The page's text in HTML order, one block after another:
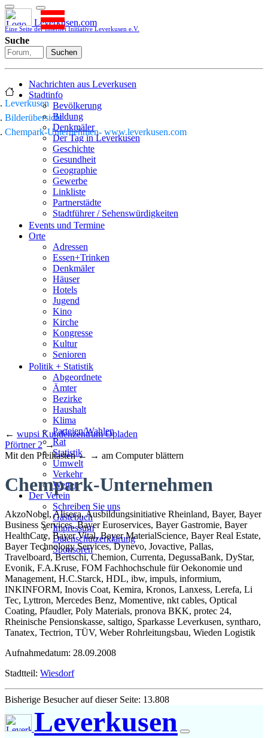
Leverkusen.com
Eine Seite der Internet Initiative Leverkusen e.V.
Suche
Suchen
Nachrichten aus Leverkusen
Stadtinfo
Bevölkerung
Bildung
Denkmäler
Der Tag in Leverkusen
Geschichte
Gesundheit
Geographie
Gewerbe
Linkliste
Partnerstädte
Stadtführer / Sehenswürdigkeiten
Stadtplan
Sport
Who is who
Wohnen
Events und Termine
Orte
Adressen
Essen+Trinken
Denkmäler
Häuser
Hotels
Jugend
Kino
Kirche
Kongresse
Kultur
Senioren
Stadtführer
Straßen
Politik + Statistik
Abgeordnete
Ämter
Bezirke
Haushalt
Klima
Parteien/Wahlen
Rat
Statistik
Umwelt
Verkehr
Wetter
Der Verein
Schreiben Sie uns
Gästebuch
Impressum
Datenschutzerklärung
Sponsoren
Leverkusen
Bilderübersicht
Chempark-Unternehmen- www.leverkusen.com
← wupsi Kundenzentrum Opladen
Pförtner 2→
Mit den Pfeiltasten ← → am Computer blättern
Chempark-Unternehmen
AkzoNobel, Aliseca, Ausbildungsinitiative Rheinland, Bayer, Bayer
Business Services, Bayer Euroservices, Bayer Gastromie, Bayer
HealthCare, Bayer Vital, Bayer MaterialScience, Bayer Real Estate,
Bayer Technology Services, Dynevo, Jovactive, Pallas,
Travelboard, Bertschi, Chemion, Currenta, DegussaBank, DyStar,
Evonik, F.A.Kruse, FOM Fachhochschule für Oekonomie und
Management, H.C.Starck, HDL, ibw, impuls, informium,
INKINFORM, Inovis Coat, Kemira, Kronos, Lanxess, Lerefa, Li
Tec, Lyttron, Mercedes Benz, Momentive, nkt cables, Optical
Coating, Pfaudler, Poly Materials, pronova BKK, protec 24,
Rheinische Pensionskasse, saltigo, Sparkasse Leverkusen, syntharo,
Tanatex, Tectrion, TÜV, Weber Rohrleitungsbau, Wieden Logistik
Aufnahmedatum: 28.09.2008
Stadtteil: Wiesdorf
Bisherige Besucher auf dieser Seite: 13.808
Leverkusen